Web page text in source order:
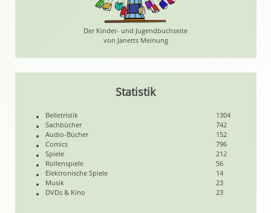
Der Kinder- und Jugendbuchseite
von Janetts Meinung
Statistik
Belletristik
1304
Sachbücher
742
Audio-Bücher
152
Comics
796
Spiele
212
Rollenspiele
56
Elektronische Spiele
14
Musik
23
DVDs & Kino
23